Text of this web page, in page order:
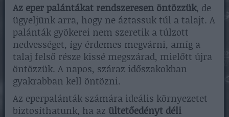
Az eper palántákat rendszeresen öntözzük, de
ügyeljünk arra, hogy ne áztassuk túl a talajt. A
palánták gyökerei nem szeretik a túlzott
nedvességet, így érdemes megvárni, amíg a
talaj felső része kissé megszárad, mielőtt újra
öntözzük. A napos, száraz időszakokban
gyakrabban kell öntözni.
Az eperpalánták számára ideális környezetet
biztosíthatunk, ha az ültetőedényt déli